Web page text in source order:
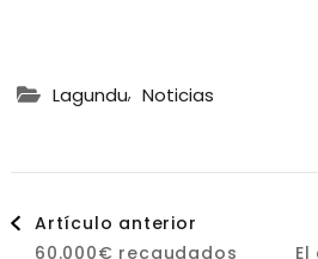
Lagundu, Noticias
Artículo anterior
60.000€ recaudados